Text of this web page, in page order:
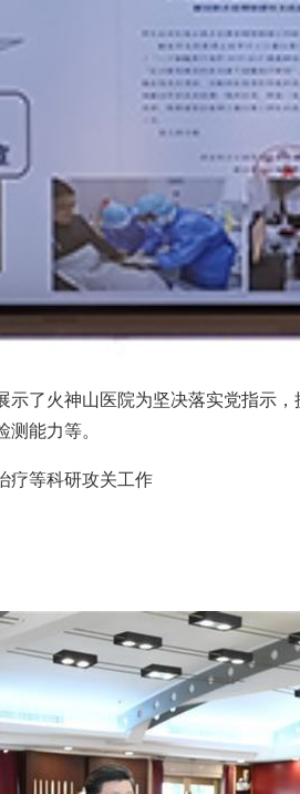
火神山医院为坚决落实党指示，
能力等。
疗等科研攻关工作